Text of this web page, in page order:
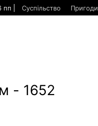
пп Суспільство Пригоди
- 1652